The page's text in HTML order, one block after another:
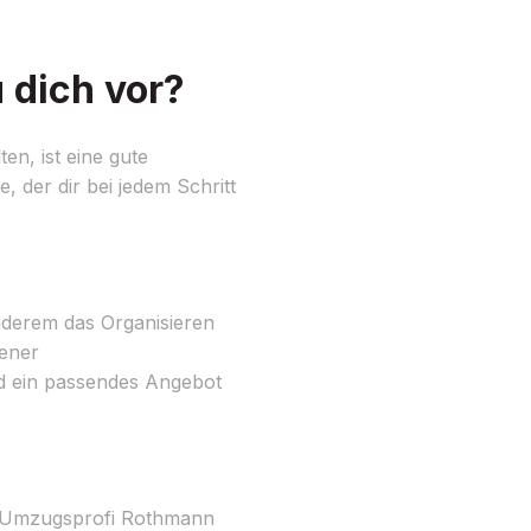
dich vor?
ist eine gute
der dir bei jedem Schritt
das Organisieren
ein passendes Angebot
Rothmann